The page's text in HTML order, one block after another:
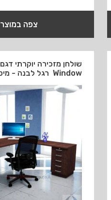
צפה במוצר
Window רגל לבנה - מיסתור מתכת